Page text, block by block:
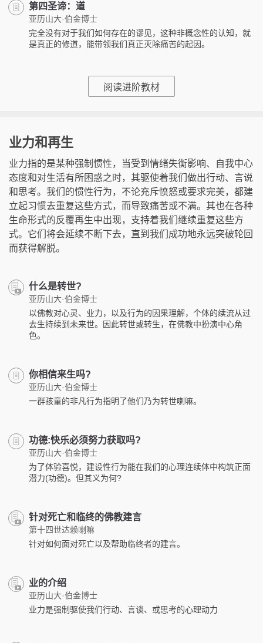
第四圣谛：道
亚历山大·伯金博士
完全没有对于我们如何存在的谬见，这种非概念性的认知，就
是真正的修道，能带领我们真正灭除痛苦的起因。
阅读进阶教材
业力和再生
业力指的是某种强制惯性，当受到情绪失衡影响、自我中心
态度和对生活有所困惑之时，其驱使着我们做出行动、言说
和思考。我们的惯性行为，不论充斥愤怒或要求完美，都建
立起习惯去重复这些方式，而导致痛苦或不满。其也在各种
生命形式的反覆再生中出现，支持着我们继续重复这些方
式。它们将会延续不断下去，直到我们成功地永远突破轮回
而获得解脱。
什么是转世?
亚历山大·伯金博士
以佛教对心灵、业力，以及行为的因果理解，个体的续流从过
去生持续到未来世。因此转世或转生，在佛教中扮演中心角
色。
你相信来生吗?
亚历山大·伯金博士
一群孩童的非凡行为指明了他们乃为转世喇嘛。
功德:快乐必须努力获取吗?
亚历山大·伯金博士
为了体验喜悦，建设性行为能在我们的心理连续体中构筑正面
潜力(功德)。但其义为何?
针对死亡和临终的佛教建言
第十四世达赖喇嘛
针对如何面对死亡以及帮助临终者的建言。
业的介绍
亚历山大·伯金博士
业力是强制驱使我们行动、言谈、或思考的心理动力